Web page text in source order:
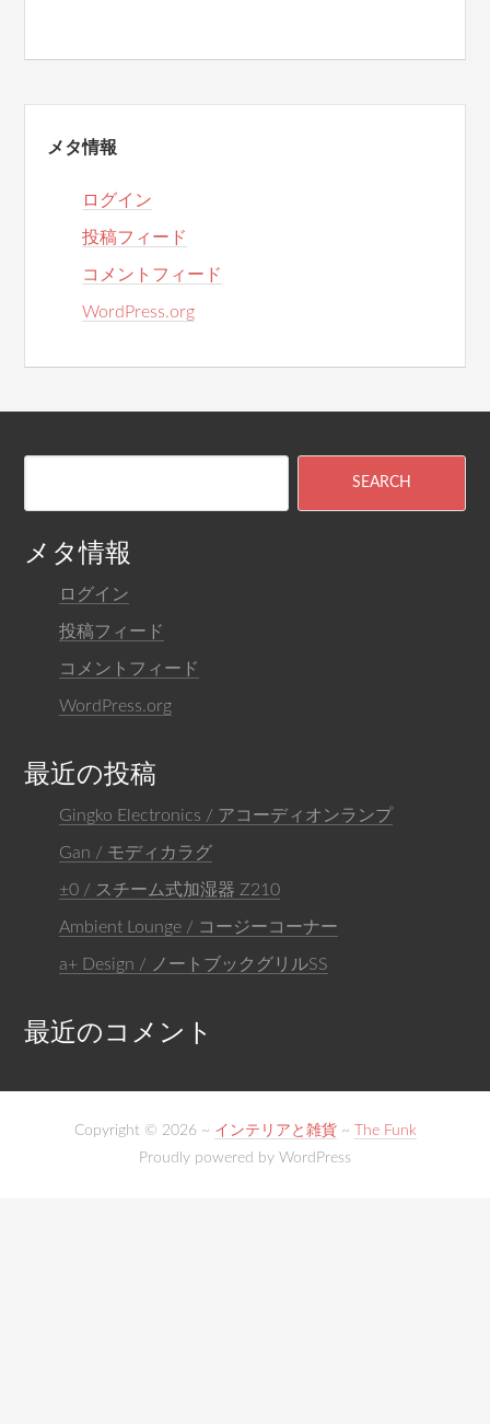
メタ情報
ログイン
投稿フィード
コメントフィード
WordPress.org
メタ情報
ログイン
投稿フィード
コメントフィード
WordPress.org
最近の投稿
Gingko Electronics / アコーディオンランプ
Gan / モディカラグ
±0 / スチーム式加湿器 Z210
Ambient Lounge / コージーコーナー
a+ Design / ノートブックグリルSS
最近のコメント
Copyright © 2026 ~ インテリアと雑貨~
The Funk
Proudly powered by WordPress